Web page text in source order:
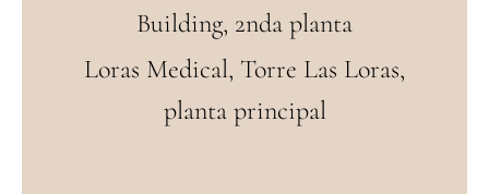
Building, 2nda planta
Loras Medical, Torre Las Loras,
planta principal